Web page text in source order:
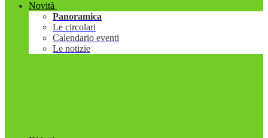
Novità
Panoramica
Le circolari
Calendario eventi
Le notizie